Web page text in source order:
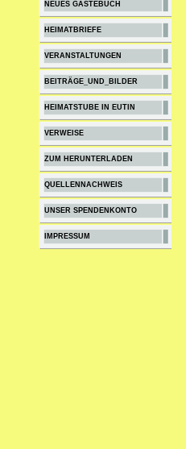
NEUES GÄSTEBUCH
HEIMATBRIEFE
VERANSTALTUNGEN
BEITRÄGE_UND_BILDER
HEIMATSTUBE IN EUTIN
VERWEISE
ZUM HERUNTERLADEN
QUELLENNACHWEIS
UNSER SPENDENKONTO
IMPRESSUM